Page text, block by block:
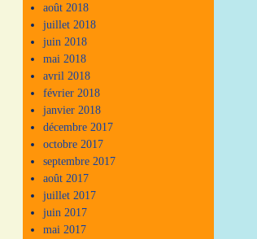
août 2018
juillet 2018
juin 2018
mai 2018
avril 2018
février 2018
janvier 2018
décembre 2017
octobre 2017
septembre 2017
août 2017
juillet 2017
juin 2017
mai 2017